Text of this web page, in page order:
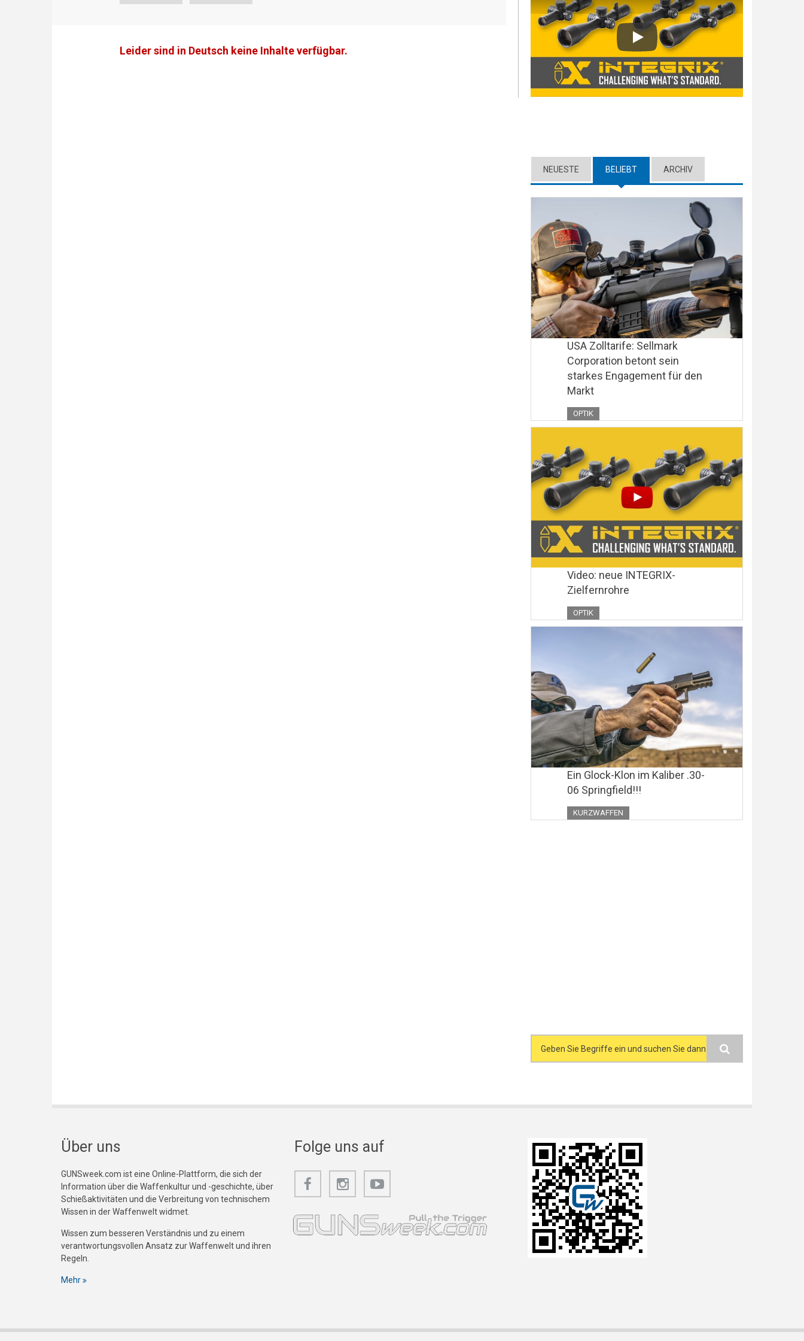
Leider sind in Deutsch keine Inhalte verfügbar.
Play
NEUESTE BELIEBT (ACTIVE TAB)
ARCHIV
USA Zolltarife: Sellmark
Corporation betont sein
starkes Engagement für den
Markt
OPTIK
Video: neue INTEGRIX-
Zielfernrohre
OPTIK
Ein Glock-Klon im Kaliber .30-
06 Springfield!!!
KURZWAFFEN
Search form
Über uns
GUNSweek.com ist eine Online-Plattform, die sich der
Information über die Waffenkultur und -geschichte, über
Schießaktivitäten und die Verbreitung von technischem
Wissen in der Waffenwelt widmet.
Wissen zum besseren Verständnis und zu einem
verantwortungsvollen Ansatz zur Waffenwelt und ihren
Regeln.
Mehr
Folge uns auf